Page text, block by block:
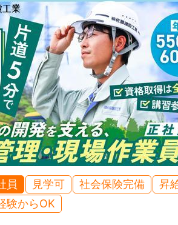
員 見学可 社会保険完備
昇
験からOK